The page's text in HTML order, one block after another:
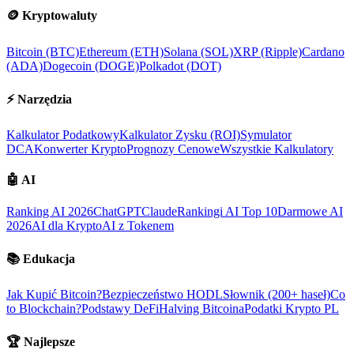
🪙 Kryptowaluty
Bitcoin (BTC)Ethereum (ETH)Solana (SOL)XRP (Ripple)Cardano
(ADA)Dogecoin (DOGE)Polkadot (DOT)
⚡ Narzędzia
Kalkulator PodatkowyKalkulator Zysku (ROI)Symulator
DCAKonwerter KryptoPrognozy CenoweWszystkie Kalkulatory
🤖 AI
Ranking AI 2026ChatGPTClaudeRankingi AI Top 10Darmowe AI
2026AI dla KryptoAI z Tokenem
📚 Edukacja
Jak Kupić Bitcoin?Bezpieczeństwo HODLSłownik (200+ haseł)Co
to Blockchain?Podstawy DeFiHalving BitcoinaPodatki Krypto PL
🏆 Najlepsze